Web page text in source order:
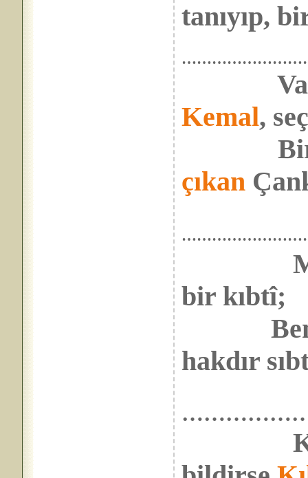
tanıyıp,
Kemal,
Bir
çıkan
bir kıbtî;
Bence
hakdır